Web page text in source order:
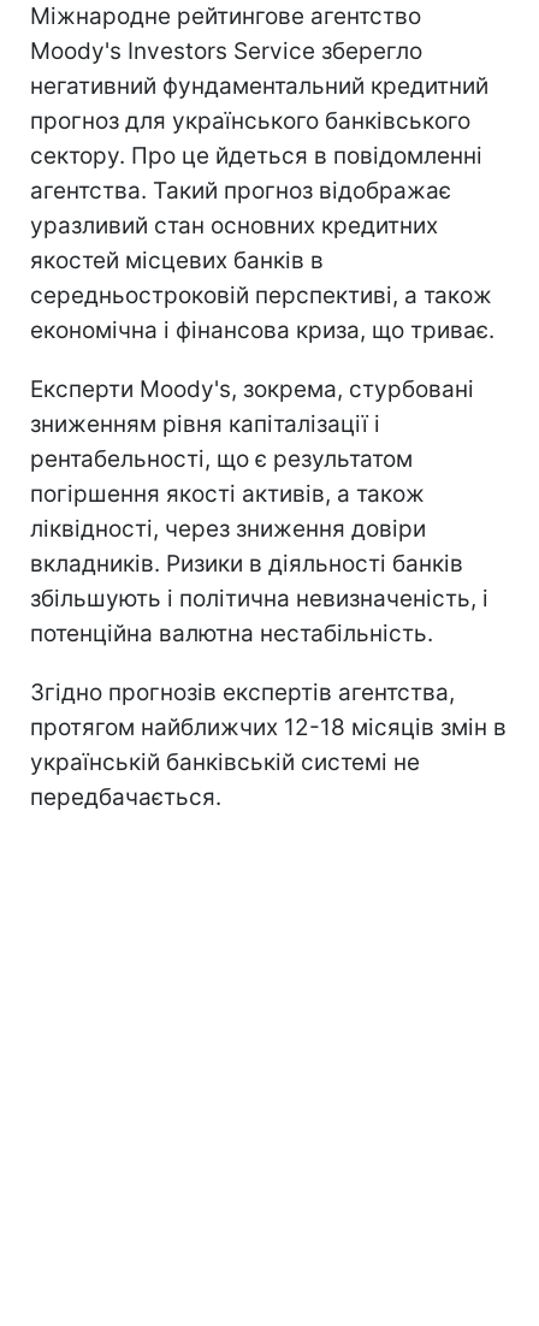
Міжнародне рейтингове агентство
Moody's Investors Service зберегло
негативний фундаментальний кредитний
прогноз для українського банківського
сектору. Про це йдеться в повідомленні
агентства. Такий прогноз відображає
уразливий стан основних кредитних
якостей місцевих банків в
середньостроковій перспективі, а також
економічна і фінансова криза, що триває.
Експерти Moody's, зокрема, стурбовані
зниженням рівня капіталізації і
рентабельності, що є результатом
погіршення якості активів, а також
ліквідності, через зниження довіри
вкладників. Ризики в діяльності банків
збільшують і політична невизначеність, і
потенційна валютна нестабільність.
Згідно прогнозів експертів агентства,
протягом найближчих 12-18 місяців змін в
українській банківській системі не
передбачається.